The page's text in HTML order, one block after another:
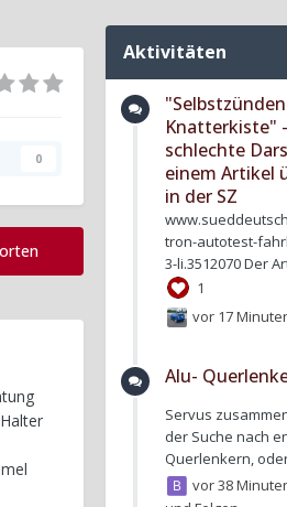
0
Aktivitäten
Knatterkiste"
schlechte
einem Artikel
in der SZ
tron-autotest-
3-li.3512070 Der
1
vor 17
Alu-
Servus
der Suche nach
Querlenkern,
vor 38